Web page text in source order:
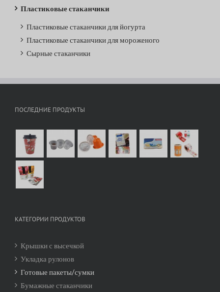
Пластиковые стаканчики
Пластиковые стаканчики для йогурта
Пластиковые стаканчики для мороженого
Сырные стаканчики
ПОСЛЕДНИЕ ПРОДУКТЫ
КАТЕГОРИИ ПРОДУКТОВ
Крышки с высечкой
Укладка рулонов
Готовые пакеты/сумки
Бумажные стаканчики